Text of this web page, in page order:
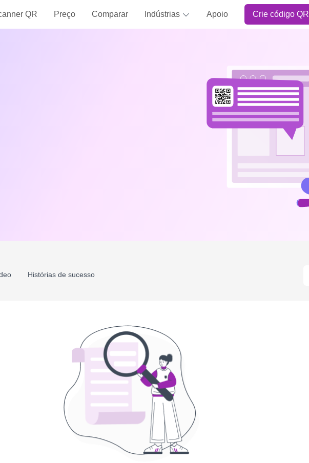
QR Preço Comparar Indústrias Apoio Crie código QR
Histórias de sucesso